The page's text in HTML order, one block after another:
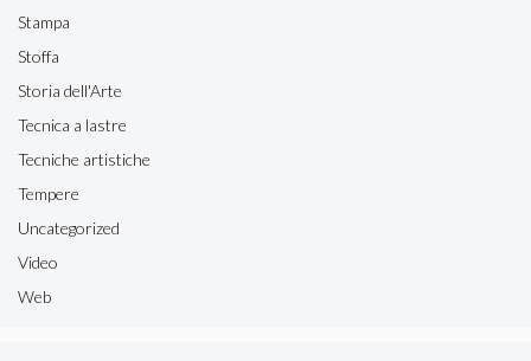
Stampa
Stoffa
Storia dell'Arte
Tecnica a lastre
Tecniche artistiche
Tempere
Uncategorized
Video
Web